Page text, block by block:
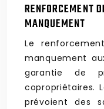
RENFORCEMENT
MANQUEMENT
Le
manquement
garantie de
copropriétaires.
prévoient des